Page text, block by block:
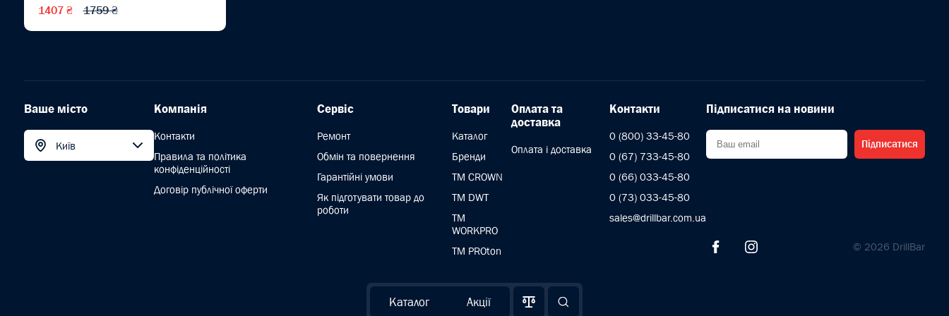
Каталог Акції
1407 ₴ 1759 ₴
Ваше місто
Київ
Компанія
Контакти
Правила та політика
конфіденційності
Договір публічної оферти
Сервіс
Ремонт
Обмін та повернення
Гарантійні умови
Як підготувати товар до
роботи
Товари
Каталог
Бренди
ТМ CROWN
TM DWT
ТМ
WORKPRO
TM PROton
Оплата та
доставка
Оплата і доставка
Контакти
0 (800) 33-45-80
0 (67) 733-45-80
0 (66) 033-45-80
0 (73) 033-45-80
sales@drillbar.com.ua
Підписатися на новини
Підписатися
© 2026 DrillBar